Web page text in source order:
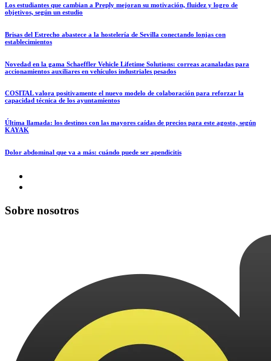
Los estudiantes que cambian a Preply mejoran su motivación, fluidez y logro de
objetivos, según un estudio
Brisas del Estrecho abastece a la hostelería de Sevilla conectando lonjas con
establecimientos
Novedad en la gama Schaeffler Vehicle Lifetime Solutions: correas acanaladas para
accionamientos auxiliares en vehículos industriales pesados
COSITAL valora positivamente el nuevo modelo de colaboración para reforzar la
capacidad técnica de los ayuntamientos
Última llamada: los destinos con las mayores caídas de precios para este agosto, según
KAYAK
Dolor abdominal que va a más: cuándo puede ser apendicitis
Sobre nosotros